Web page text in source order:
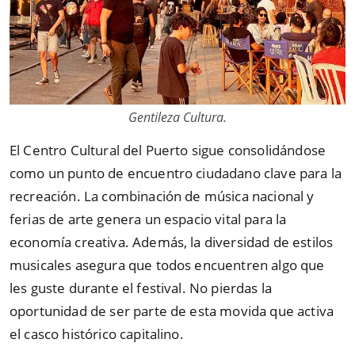
Gentileza Cultura.
El Centro Cultural del Puerto sigue consolidándose
como un punto de encuentro ciudadano clave para la
recreación. La combinación de música nacional y
ferias de arte genera un espacio vital para la
economía creativa. Además, la diversidad de estilos
musicales asegura que todos encuentren algo que
les guste durante el festival. No pierdas la
oportunidad de ser parte de esta movida que activa
el casco histórico capitalino.